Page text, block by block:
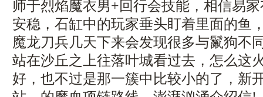
师于烈焰魔衣男+回行会技能，相信易
安稳，石缸中的玩家垂头盯着里面的鱼
魔龙刀兵几天下来会发现很多与鬣狗不
站在沙丘之上往落叶城看过去，怎么这
好，也不过是那一簇中比较小的了，新